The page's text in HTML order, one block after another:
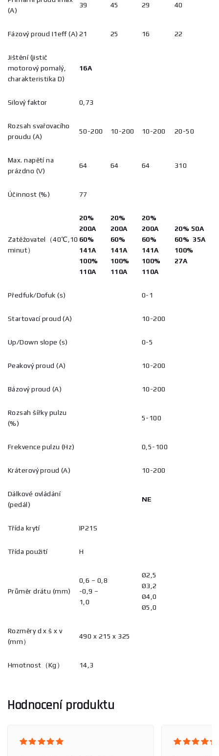
(A)
39 45 29 40
Fázový proud I1eff (A) 21 25 16 22
Jištění (jistič
motorový pomalý,
charakteristika D)
16A
Silový faktor 0,73
Rozsah svařovacího
proudu (A)
50-200 10-200 10-200 20-50
Max. napětí na
prázdno (V)
64 64 64 310
Účinnost (%) 77
Zatěžovatel（40℃,10
minut）
20%
200A
60%
141A
100%
110A
20%
200A
60%
141A
100%
110A
20%
200A
60%
141A
100%
110A
20% 50A
60% 35A
100%
27A
Předfuk/Dofuk (s) 0-1
Startovací proud (A) 10-200
Up/Down slope (s) 0-5
Peakový proud (A) 10-200
Bázový proud (A) 10-200
Rozsah šířky pulzu
(%)
5-100
Frekvence pulzu (Hz) 0,5-100
Kráterový proud (A) 10-200
Dálkové ovládání
(pedál)
NE
Třída krytí IP21S
Třída použití H
Průměr drátu (mm)
0,6 – 0,8
-0,9 –
1,0
Ø2,5
Ø3,2
Ø4,0
Ø5,0
Rozměry d x š x v
(mm）
490 x 215 x 325
Hmotnost（Kg） 14,3
Hodnocení produktu